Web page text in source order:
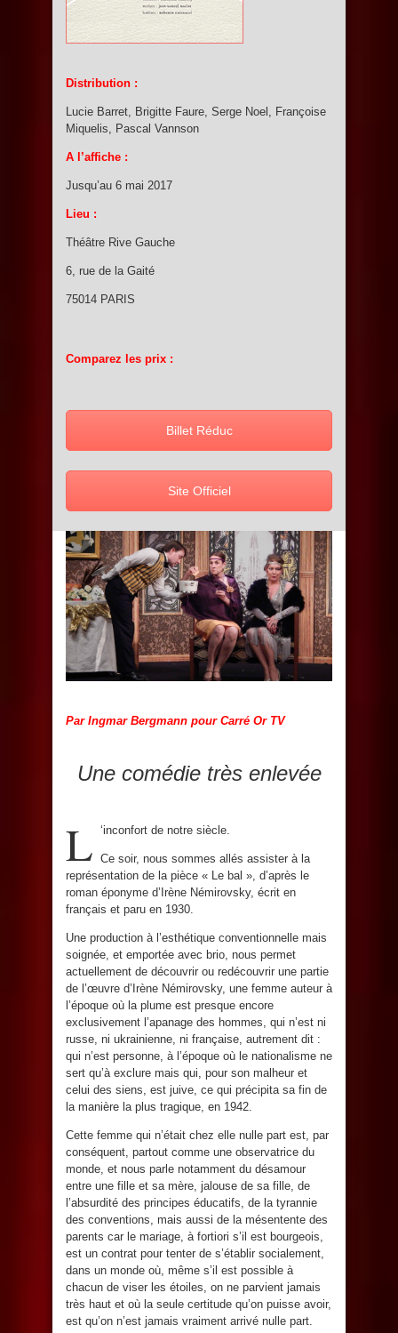
Distribution :
Lucie Barret, Brigitte Faure, Serge Noel, Françoise
Miquelis, Pascal Vannson
A l’affiche :
Jusqu’au 6 mai 2017
Lieu :
Théâtre Rive Gauche
6, rue de la Gaité
75014 PARIS
Comparez les prix :
Billet Réduc
Site Officiel
Par Ingmar Bergmann pour Carré Or TV
Une comédie très enlevée
L ‘inconfort de notre siècle.
Ce soir, nous sommes allés assister à la
représentation de la pièce « Le bal », d’après le
roman éponyme d’Irène Némirovsky, écrit en
français et paru en 1930.
Une production à l’esthétique conventionnelle mais
soignée, et emportée avec brio, nous permet
actuellement de découvrir ou redécouvrir une partie
de l’œuvre d’Irène Némirovsky, une femme auteur à
l’époque où la plume est presque encore
exclusivement l’apanage des hommes, qui n’est ni
russe, ni ukrainienne, ni française, autrement dit :
qui n’est personne, à l’époque où le nationalisme ne
sert qu’à exclure mais qui, pour son malheur et
celui des siens, est juive, ce qui précipita sa fin de
la manière la plus tragique, en 1942.
Cette femme qui n’était chez elle nulle part est, par
conséquent, partout comme une observatrice du
monde, et nous parle notamment du désamour
entre une fille et sa mère, jalouse de sa fille, de
l’absurdité des principes éducatifs, de la tyrannie
des conventions, mais aussi de la mésentente des
parents car le mariage, à fortiori s’il est bourgeois,
est un contrat pour tenter de s’établir socialement,
dans un monde où, même s’il est possible à
chacun de viser les étoiles, on ne parvient jamais
très haut et où la seule certitude qu’on puisse avoir,
est qu’on n’est jamais vraiment arrivé nulle part.